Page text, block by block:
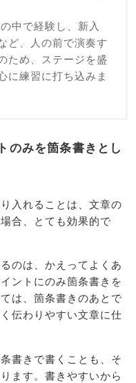
中で経験し、新入
ど、人の前で演奏す
ため、ステージを盛
に練習に打ち込みま
のみを箇条書きとし
入れることは、文章の
合、とても効果的で
のは、かえってよくあ
ントにのみ箇条書きを
は、箇条書きのあとで
伝わりやすい文章に仕
書きで書くことも、そ
ます。書きやすいから